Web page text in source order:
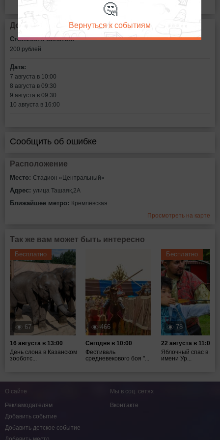
Дополнительная информация
Стоимость билетов:
200 рублей
Дата:
7 августа в 10:00
8 августа в 09:30
9 августа в 09:30
10 августа в 16:00
Сообщить об ошибке
Расположение
Место: Стадион «Центральный»
Адрес: улица Ташаяк,2А
Ближайшее метро: Кремлёвская
Просмотреть на карте
Так же вам может быть интересно
Бесплатно
67
16 августа в 13:00
День слона в Казанском
зооботс...
466
Сегодня в 10:00
Фестиваль
средневекового боя "...
Бесплатно
78
22 августа в 11:00
Яблочный спас в
имени Ур...
🤔
Вернуться к событиям
О сайте
Рекламодателям
Добавить событие
Добавить детское событие
Мы в соц. сетях
Вконтакте